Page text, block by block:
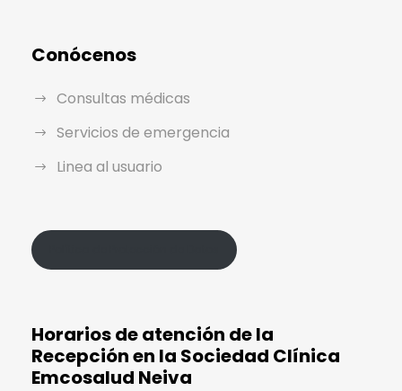
Conócenos
Consultas médicas
Servicios de emergencia
Linea al usuario
Horarios de atención de la
Recepción en la Sociedad Clínica
Emcosalud Neiva